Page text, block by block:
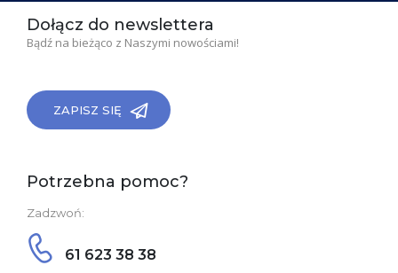
Dołącz do newslettera
Bądź na bieżąco z Naszymi nowościami!
ZAPISZ SIĘ
Potrzebna pomoc?
Zadzwoń:
61 623 38 38